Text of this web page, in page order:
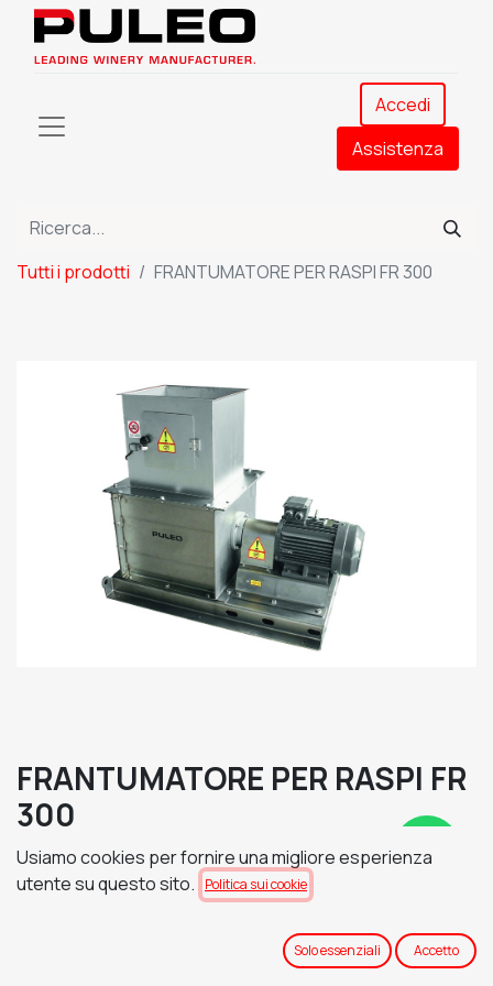
Accedi
Assistenza​
Tutti i prodotti FRANTUMATORE PER RASPI FR 300
FRANTUMATORE PER RASPI FR
300
TENSIONE DI ALIMENTAZIONE
Usiamo cookies per fornire una migliore esperienza
utente su questo sito.
Politica sui cookie
Solo essenziali Accetto